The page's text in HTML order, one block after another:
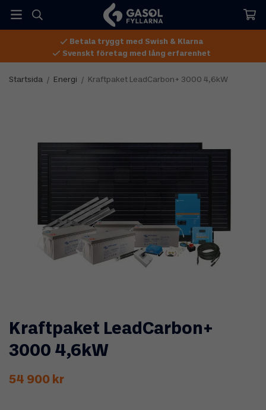
Betala tryggt med Swish & Klarna
Svenskt företag med lång erfarenhet
Startsida / Energi / Kraftpaket LeadCarbon+ 3000 4,6kW
Kraftpaket LeadCarbon+
3000 4,6kW
54 900 kr